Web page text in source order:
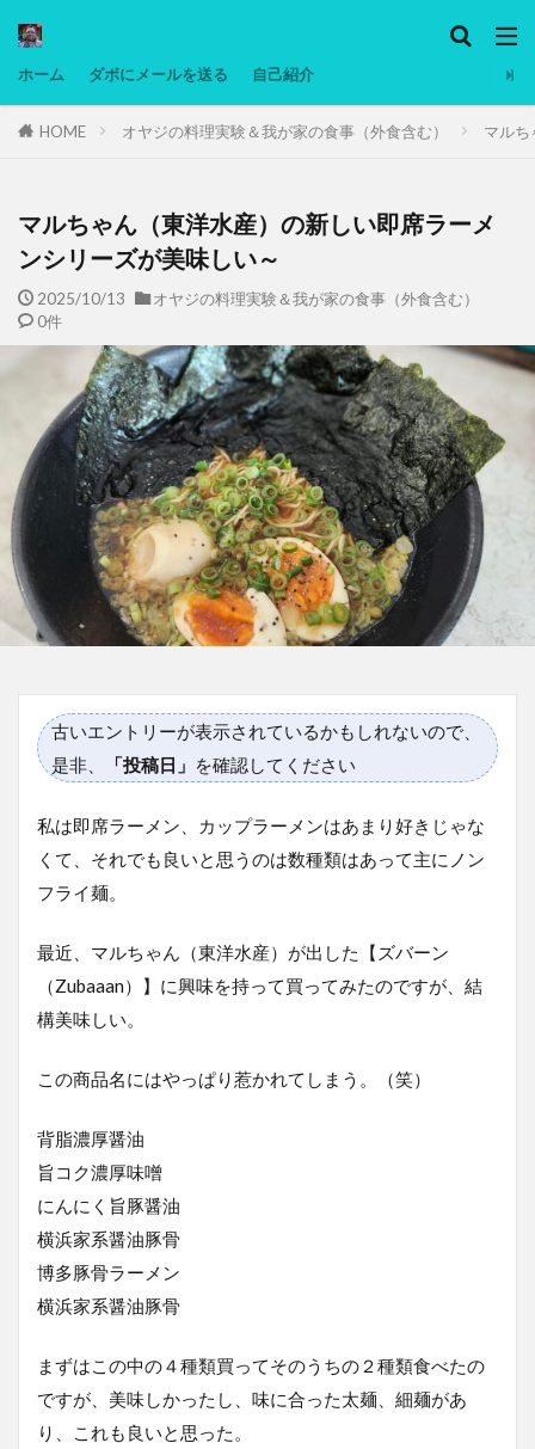
ホーム ダボにメールを送る 自己紹介
HOME オヤジの料理実験＆我が家の食事（外食含む） マル
マルちゃん（東洋水産）の新しい即席ラーメ
ンシリーズが美味しい～
2025/10/13
オヤジの料理実験＆我が家の食事（外食含む）
0件
古いエントリーが表示されているかもしれないので、
是非、
「投稿日」 を確認してください
私は即席ラーメン、カップラーメンはあまり好きじゃな
くて、それでも良いと思うのは数種類はあって主にノン
フライ麺。
最近、マルちゃん（東洋水産）が出した【ズバーン
（Zubaaan）】に興味を持って買ってみたのですが、結
構美味しい。
この商品名にはやっぱり惹かれてしまう。（笑）
背脂濃厚醤油
旨コク濃厚味噌
にんにく旨豚醤油
横浜家系醤油豚骨
博多豚骨ラーメン
横浜家系醤油豚骨
まずはこの中の４種類買ってそのうちの２種類食べたの
ですが、美味しかったし、味に合った太麺、細麺があ
り、これも良いと思った。
タグ
マレーシア動画
ヨーグルト
低温調理・スロークッカー
備忘録
動画 日本人村社会 脱水シート
検索